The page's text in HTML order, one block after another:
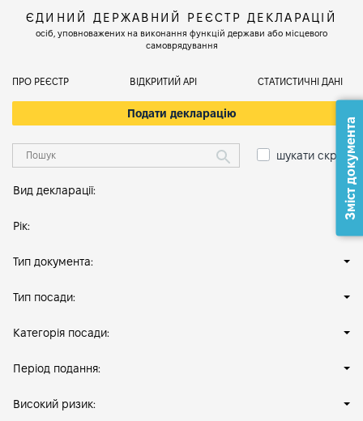
ЄДИНИЙ ДЕРЖАВНИЙ РЕЄСТР ДЕКЛАРАЦІЙ
осіб, уповноважених на виконання функцій держави або місцевого
самоврядування
ПРО РЕЄСТР ВІДКРИТИЙ АРІ СТАТИСТИЧНІ ДАНІ
Подати декларацію
шукати скрізь
Вид декларації:
Рік:
Тип документа:
Тип посади:
Категорія посади:
Період подання:
Високий ризик:
Зміст документа